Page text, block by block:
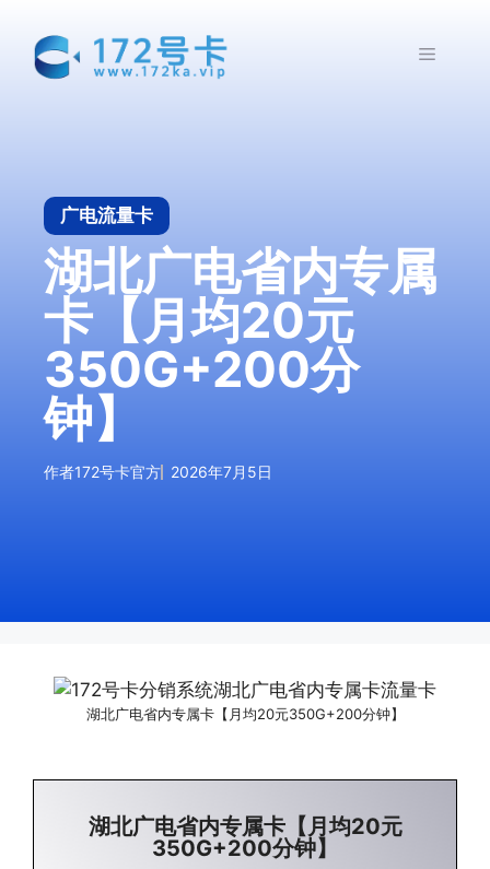
菜
广电流量卡
湖北广电省内专属
卡【月均20元
350G+200分
钟】
作者172号卡官方 2026年7月5日
湖北广电省内专属卡【月均20元350G+200分钟】
湖北广电省内专属卡【月均20元
350G+200分钟】